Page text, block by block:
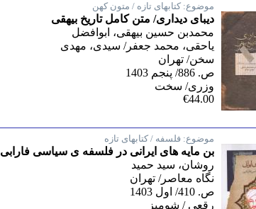
موضوع: کتابهای تازه / متون کهن
دیبای دیداری/ متن کامل تاریخ بیهقی
محمدبن حسین بیهقی، ابوافضل
یاحقی، محمد جعفر/ سیدی، مهدی
سخن/ تهران
ص. 886/ پنجم 1403
وزری/ سخت
€44.00
موضوع: فلسفه / کتابهای تازه
بن مایه های ایرانی در فلسفه ی سیاسی فارابی
روشان، سید حمید
نگاه معاصر/ تهران
ص. 410/ اول 1403
رقعی / شومیز